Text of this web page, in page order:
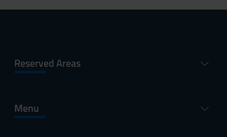
Reserved Areas
Menu